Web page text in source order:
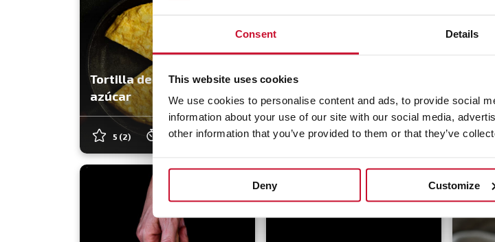
Consent Details
This website uses cookies
We use cookies to personalise content and ads, to provide social
information about your use of our site with our social media,
other information that you’ve provided to them or that they’ve
Deny Customize
Tortilla de patatas con
azúcar
5 (2) 30 min Fácil
Cucuruchos de puré de
patata
15 min Fácil 4.4